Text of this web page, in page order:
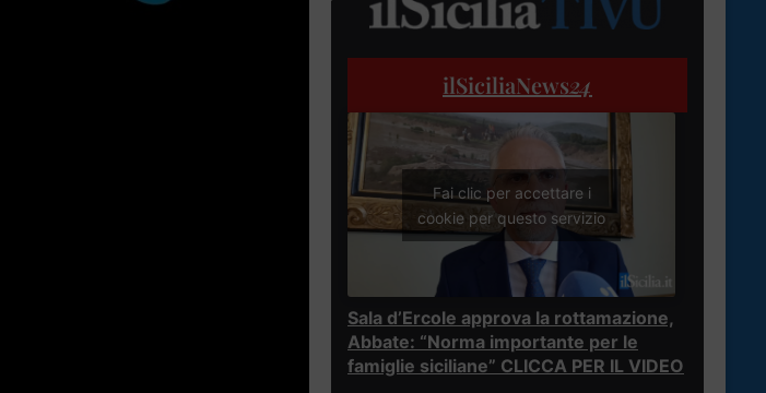
ilSiciliaNews24
Fai clic per accettare i
cookie per questo servizio
Sala d’Ercole approva la rottamazione,
Abbate: “Norma importante per le
famiglie siciliane” CLICCA PER IL VIDEO